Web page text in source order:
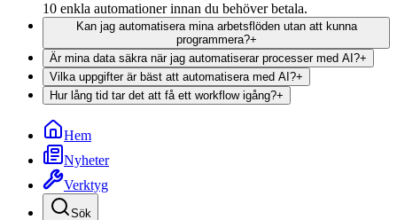
10 enkla automationer innan du behöver betala.
Kan jag automatisera mina arbetsflöden utan att kunna
programmera?+
Är mina data säkra när jag automatiserar processer med AI?+
Vilka uppgifter är bäst att automatisera med AI?+
Hur lång tid tar det att få ett workflow igång?+
Hem
Nyheter
Verktyg
Sök